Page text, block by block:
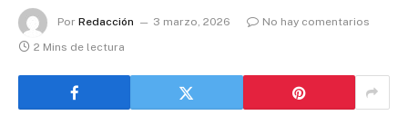
Por Redacción 3 marzo, 2026
No hay comentarios
2 Mins de lectura